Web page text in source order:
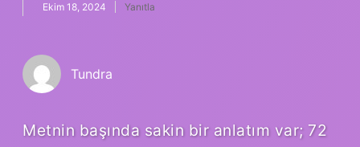
Ekim 18, 2024 Yanıtla
Tundra
Metnin başında sakin bir anlatım var; 72